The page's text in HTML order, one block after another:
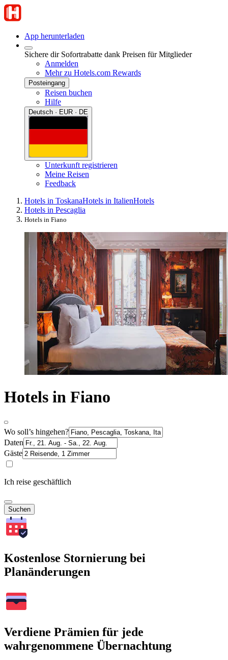
App herunterladen
Sichere dir Sofortrabatte dank Preisen für Mitglieder
Anmelden
Mehr zu Hotels.com Rewards
Posteingang
Reisen buchen
Hilfe
Deutsch · EUR · DE
Unterkunft registrieren
Meine Reisen
Feedback
Hotels in ToskanaHotels in ItalienHotels
Hotels in Pescaglia
Hotels in Fiano
Hotels in Fiano
Wo soll’s hingehen?
Daten
Gäste
Ich reise geschäftlich
Suchen
Kostenlose Stornierung bei
Planänderungen
Verdiene Prämien für jede
wahrgenommene Übernachtung